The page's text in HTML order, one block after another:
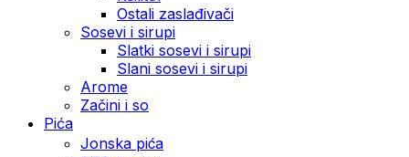
Ostali zaslađivači
Sosevi i sirupi
Slatki sosevi i sirupi
Slani sosevi i sirupi
Arome
Začini i so
Pića
Jonska pića